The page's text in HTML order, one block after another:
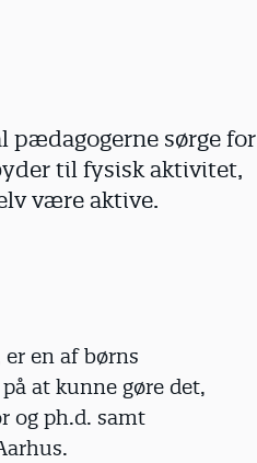
pædagogerne sørge for
til fysisk aktivitet,
være aktive.
en af børns
at kunne gøre det,
og ph.d. samt